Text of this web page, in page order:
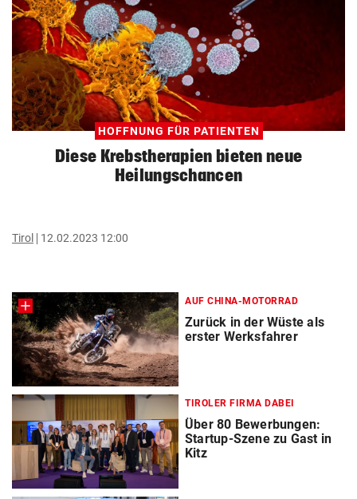
HOFFNUNG FÜR PATIENTEN
Diese Krebstherapien bieten neue
Heilungschancen
Tirol 12.02.2023 12:00
AUF CHINA-MOTORRAD
Zurück in der Wüste als
erster Werksfahrer
TIROLER FIRMA DABEI
Über 80 Bewerbungen:
Startup-Szene zu Gast in
Kitz